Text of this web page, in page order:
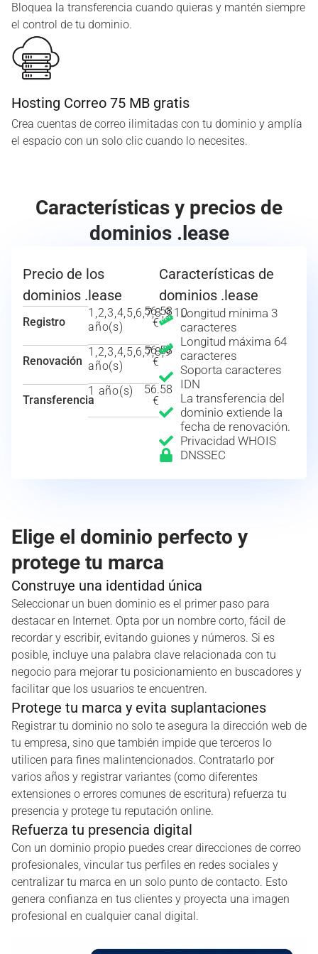
Bloquea la transferencia cuando quieras y mantén siempre
el control de tu dominio.
Hosting Correo 75 MB gratis
Crea cuentas de correo ilimitadas con tu dominio y amplía
el espacio con un solo clic cuando lo necesites.
Características y precios de
dominios .lease
Precio de los
dominios .lease
Registro
1,2,3,4,5,6,7,8,9,10
año(s)
56.58
€
Renovación
1,2,3,4,5,6,7,8,9
año(s)
56.58
€
Transferencia
1 año(s)
56.58
€
Características de
dominios .lease
Longitud mínima 3
caracteres
Longitud máxima 64
caracteres
Soporta caracteres
IDN
La transferencia del
dominio extiende la
fecha de renovación.
Privacidad WHOIS
DNSSEC
Elige el dominio perfecto y
protege tu marca
Construye una identidad única
Seleccionar un buen dominio es el primer paso para
destacar en Internet. Opta por un nombre corto, fácil de
recordar y escribir, evitando guiones y números. Si es
posible, incluye una palabra clave relacionada con tu
negocio para mejorar tu posicionamiento en buscadores y
facilitar que los usuarios te encuentren.
Protege tu marca y evita suplantaciones
Registrar tu dominio no solo te asegura la dirección web de
tu empresa, sino que también impide que terceros lo
utilicen para fines malintencionados. Contratarlo por
varios años y registrar variantes (como diferentes
extensiones o errores comunes de escritura) refuerza tu
presencia y protege tu reputación online.
Refuerza tu presencia digital
Con un dominio propio puedes crear direcciones de correo
profesionales, vincular tus perfiles en redes sociales y
centralizar tu marca en un solo punto de contacto. Esto
genera confianza en tus clientes y proyecta una imagen
profesional en cualquier canal digital.